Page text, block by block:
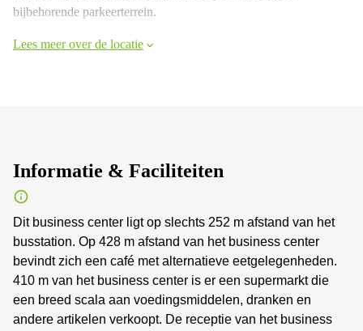
bijbehorende parkeerterrein.
Lees meer over de locatie
Informatie & Faciliteiten
Dit business center ligt op slechts 252 m afstand van het
busstation. Op 428 m afstand van het business center
bevindt zich een café met alternatieve eetgelegenheden.
410 m van het business center is er een supermarkt die
een breed scala aan voedingsmiddelen, dranken en
andere artikelen verkoopt. De receptie van het business